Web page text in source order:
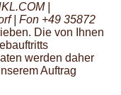
|
| Fon +49 35872
Die von Ihnen
werden daher
Auftrag